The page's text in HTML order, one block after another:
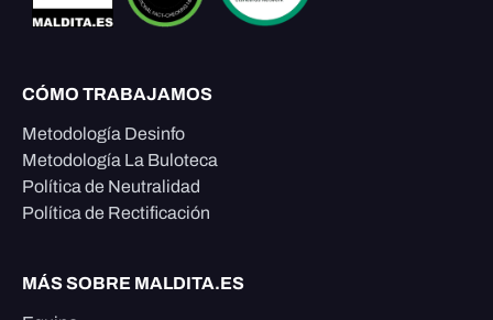
CÓMO TRABAJAMOS
Metodología Desinfo
Metodología La Buloteca
Política de Neutralidad
Política de Rectificación
MÁS SOBRE MALDITA.ES